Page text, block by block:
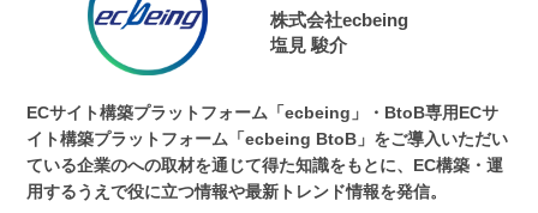
株式会社ecbeing
塩見 駿介
ECサイト構築プラットフォーム「ecbeing」・BtoB専用ECサ
イト構築プラットフォーム「ecbeing BtoB」をご導入いただい
ている企業のへの取材を通じて得た知識をもとに、EC構築・運
用するうえで役に立つ情報や最新トレンド情報を発信。